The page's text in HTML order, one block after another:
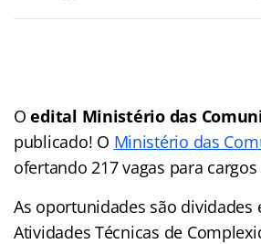
Oedital Ministério das
publicado! O Ministério das
ofertando 217 vagas para
As oportunidades são dividades
Atividades Técnicas de